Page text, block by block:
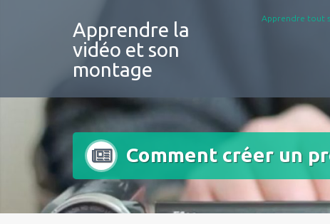
Apprendre la
vidéo et son
montage
Apprendre tout
Comment créer un